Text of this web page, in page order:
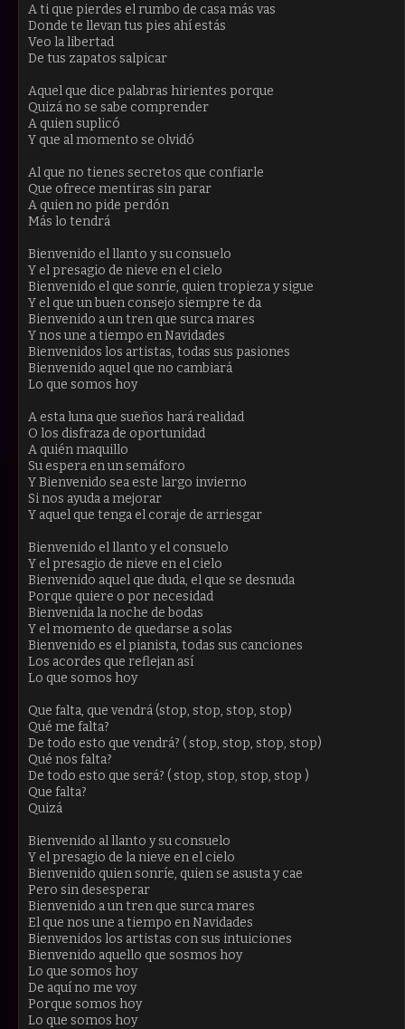
A ti que pierdes el rumbo de casa más vas
Donde te llevan tus pies ahí estás
Veo la libertad
De tus zapatos salpicar
Aquel que dice palabras hirientes porque
Quizá no se sabe comprender
A quien suplicó
Y que al momento se olvidó
Al que no tienes secretos que confiarle
Que ofrece mentiras sin parar
A quien no pide perdón
Más lo tendrá
Bienvenido el llanto y su consuelo
Y el presagio de nieve en el cielo
Bienvenido el que sonríe, quien tropieza y sigue
Y el que un buen consejo siempre te da
Bienvenido a un tren que surca mares
Y nos une a tiempo en Navidades
Bienvenidos los artistas, todas sus pasiones
Bienvenido aquel que no cambiará
Lo que somos hoy
A esta luna que sueños hará realidad
O los disfraza de oportunidad
A quién maquillo
Su espera en un semáforo
Y Bienvenido sea este largo invierno
Si nos ayuda a mejorar
Y aquel que tenga el coraje de arriesgar
Bienvenido el llanto y el consuelo
Y el presagio de nieve en el cielo
Bienvenido aquel que duda, el que se desnuda
Porque quiere o por necesidad
Bienvenida la noche de bodas
Y el momento de quedarse a solas
Bienvenido es el pianista, todas sus canciones
Los acordes que reflejan así
Lo que somos hoy
Que falta, que vendrá (stop, stop, stop, stop)
Qué me falta?
De todo esto que vendrá? ( stop, stop, stop, stop)
Qué nos falta?
De todo esto que será? ( stop, stop, stop, stop )
Que falta?
Quizá
Bienvenido al llanto y su consuelo
Y el presagio de la nieve en el cielo
Bienvenido quien sonríe, quien se asusta y cae
Pero sin desesperar
Bienvenido a un tren que surca mares
El que nos une a tiempo en Navidades
Bienvenidos los artistas con sus intuiciones
Bienvenido aquello que sosmos hoy
Lo que somos hoy
De aquí no me voy
Porque somos hoy
Lo que somos hoy